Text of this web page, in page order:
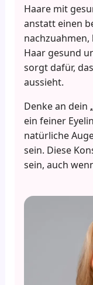
Haare mit
anstatt einen
Haar gesund
sorgt dafür,
aussieht.
Denke an dein
ein feiner
natürliche
sein. Diese
sein, auch